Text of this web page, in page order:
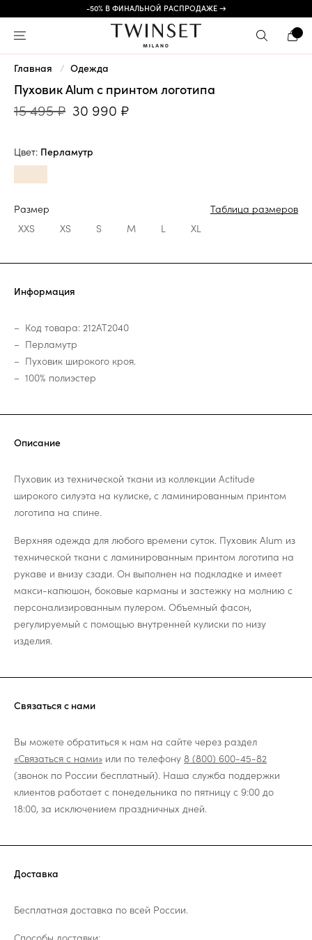
-50% В ФИНАЛЬНОЙ РАСПРОДАЖЕ →
Главная Одежда
Пуховик Alum с принтом логотипа
15 495 ₽ 30 990 ₽
Цвет: Перламутр
Размер
Таблица размеров
XXS
XS S M L XL
Информация
Код товара: 212AT2040
Перламутр
Пуховик широкого кроя.
100% полиэстер
Описание
Пуховик из технической ткани из коллекции Actitude
широкого силуэта на кулиске, с ламинированным принтом
логотипа на спине.
Верхняя одежда для любого времени суток. Пуховик Alum из
технической ткани с ламинированным принтом логотипа на
рукаве и внизу сзади. Он выполнен на подкладке и имеет
макси-капюшон, боковые карманы и застежку на молнию с
персонализированным пулером. Объемный фасон,
регулируемый с помощью внутренней кулиски по низу
изделия.
Связаться с нами
Вы можете обратиться к нам на сайте через раздел
«Связаться с нами» или по телефону 8 (800) 600-45-82
(звонок по России бесплатный). Наша служба поддержки
клиентов работает с понедельника по пятницу с 9:00 до
18:00, за исключением праздничных дней.
Доставка
Бесплатная доставка по всей России.